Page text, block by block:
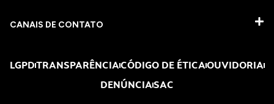
CANAIS DE CONTATO
LGPDTRANSPARÊNCIACÓDIGO DE ÉTICAOUVIDORIA
DENÚNCIASAC